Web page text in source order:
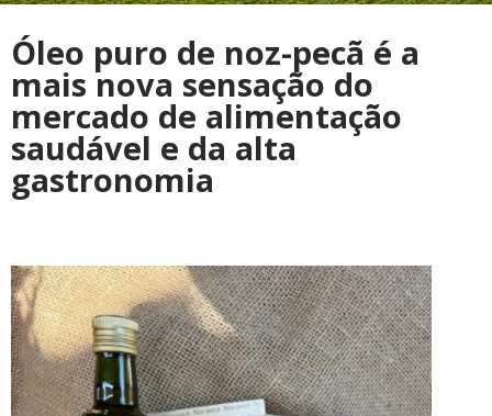
Óleo puro de noz-pecã é a
mais nova sensação do
mercado de alimentação
saudável e da alta
gastronomia